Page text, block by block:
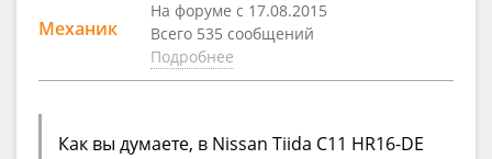
Механик
На форуме с 17.08.2015
Всего 535 сообщений
Подробнее
Как вы думаете, в Nissan Tiida C11 HR16-DE